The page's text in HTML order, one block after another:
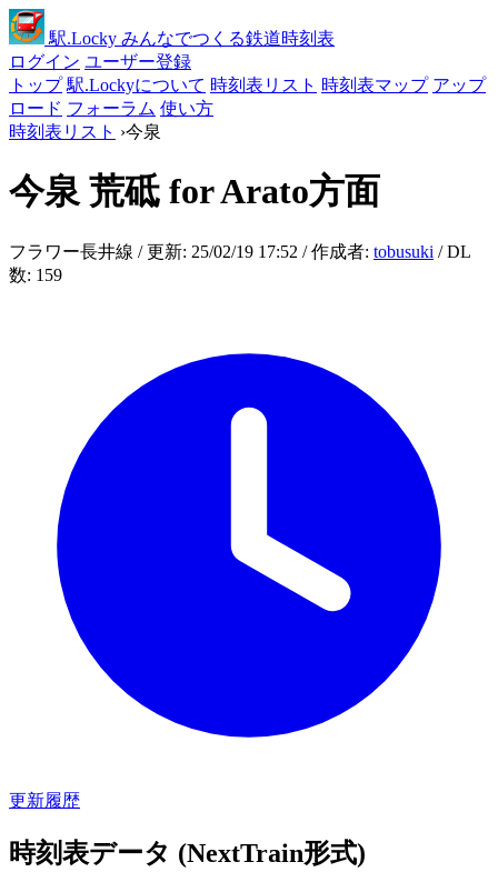
駅.Locky みんなでつくる鉄道時刻表
ログイン ユーザー登録
トップ 駅.Lockyについて 時刻表リスト 時刻表マップ アップ
ロード フォーラム 使い方
時刻表リスト ›今泉
今泉荒砥 for Arato方面
フラワー長井線 / 更新: 25/02/19 17:52 / 作成者: tobusuki / DL
数: 159
更新履歴
時刻表データ (NextTrain形式)